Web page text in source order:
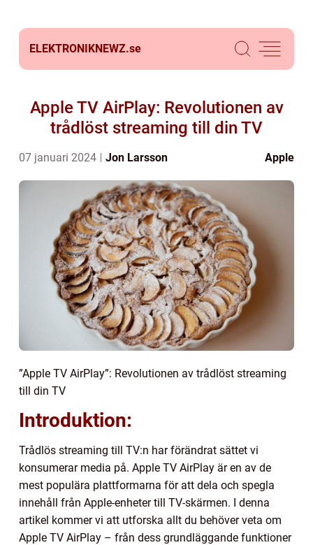
ELEKTRONIKNEWZ.se
Apple TV AirPlay: Revolutionen av
trådlöst streaming till din TV
07 januari 2024 Jon Larsson Apple
”Apple TV AirPlay”: Revolutionen av trådlöst streaming
till din TV
Introduktion:
Trådlös streaming till TV:n har förändrat sättet vi
konsumerar media på. Apple TV AirPlay är en av de
mest populära plattformarna för att dela och spegla
innehåll från Apple-enheter till TV-skärmen. I denna
artikel kommer vi att utforska allt du behöver veta om
Apple TV AirPlay – från dess grundläggande funktioner